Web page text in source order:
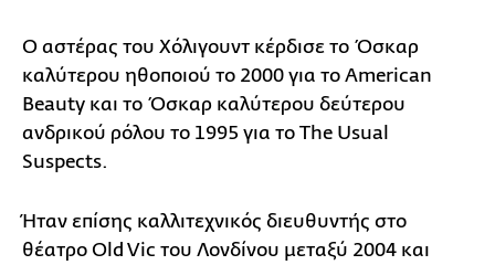
Ο αστέρας του Χόλιγουντ κέρδισε το Όσκαρ
καλύτερου ηθοποιού το 2000 για το American
Beauty και το Όσκαρ καλύτερου δεύτερου
ανδρικού ρόλου το 1995 για το The Usual
Suspects.
Ήταν επίσης καλλιτεχνικός διευθυντής στο
θέατρο Old Vic του Λονδίνου μεταξύ 2004 και